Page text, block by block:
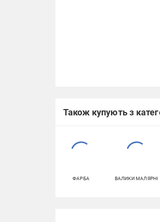
Також купують з
ФАРБА ВАЛИКИ МАЛЯРНІ